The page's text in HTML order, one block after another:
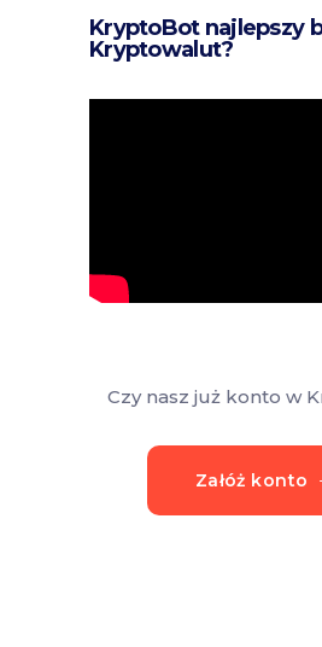
KryptoBot najlepszy
Kryptowalut?
Czy nasz już konto w
Załóż konto